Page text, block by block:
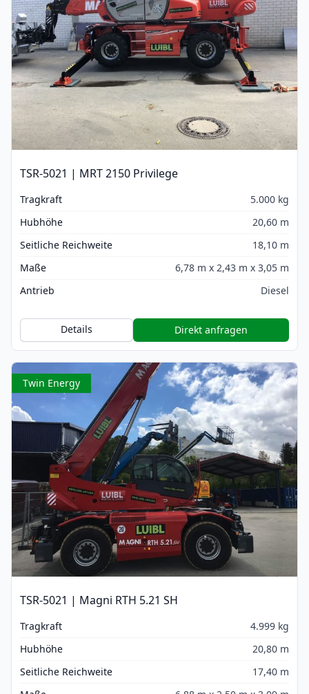
TSR-5021 | MRT 2150 Privilege
Tragkraft
5.000 kg
Hubhöhe
20,60 m
Seitliche Reichweite
18,10 m
Maße
6,78 m x 2,43 m x 3,05 m
Antrieb
Diesel
Details Direkt anfragen
Twin Energy
TSR-5021 | Magni RTH 5.21 SH
Tragkraft
4.999 kg
Hubhöhe
20,80 m
Seitliche Reichweite
17,40 m